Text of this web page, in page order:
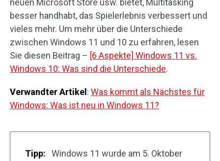
neuen Microsoft Store usw. bietet, Multitasking
besser handhabt, das Spielerlebnis verbessert und
vieles mehr. Um mehr über die Unterschiede
zwischen Windows 11 und 10 zu erfahren, lesen
Sie diesen Beitrag – [6 Aspekte] Windows 11 vs.
Windows 10: Was sind die Unterschiede.
Verwandter Artikel : Was kommt als Nächstes für
Windows: Was ist neu in Windows 11?
Tipp:
Windows 11 wurde am 5. Oktober